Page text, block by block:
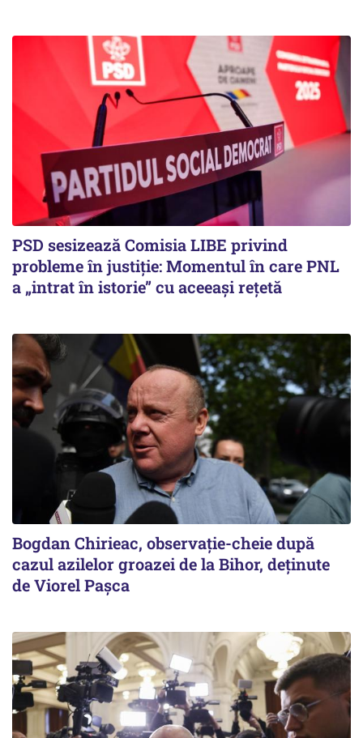
PSD sesizează Comisia LIBE privind
probleme în justiție: Momentul în care PNL
a „intrat în istorie” cu aceeași rețetă
Bogdan Chirieac, observație-cheie după
cazul azilelor groazei de la Bihor, deținute
de Viorel Pașca